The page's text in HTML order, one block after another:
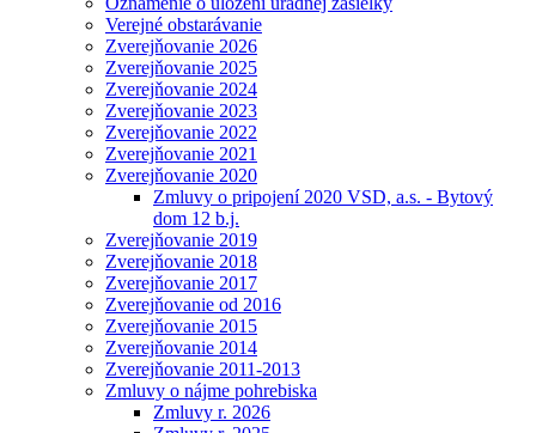
Verejné obstarávanie
Zverejňovanie 2026
Zverejňovanie 2025
Zverejňovanie 2024
Zverejňovanie 2023
Zverejňovanie 2022
Zverejňovanie 2021
Zverejňovanie 2020
Zmluvy o pripojení 2020 VSD, a.s. - Bytový
dom 12 b.j.
Zverejňovanie 2019
Zverejňovanie 2018
Zverejňovanie 2017
Zverejňovanie od 2016
Zverejňovanie 2015
Zverejňovanie 2014
Zverejňovanie 2011-2013
Zmluvy o nájme pohrebiska
Zmluvy r. 2026